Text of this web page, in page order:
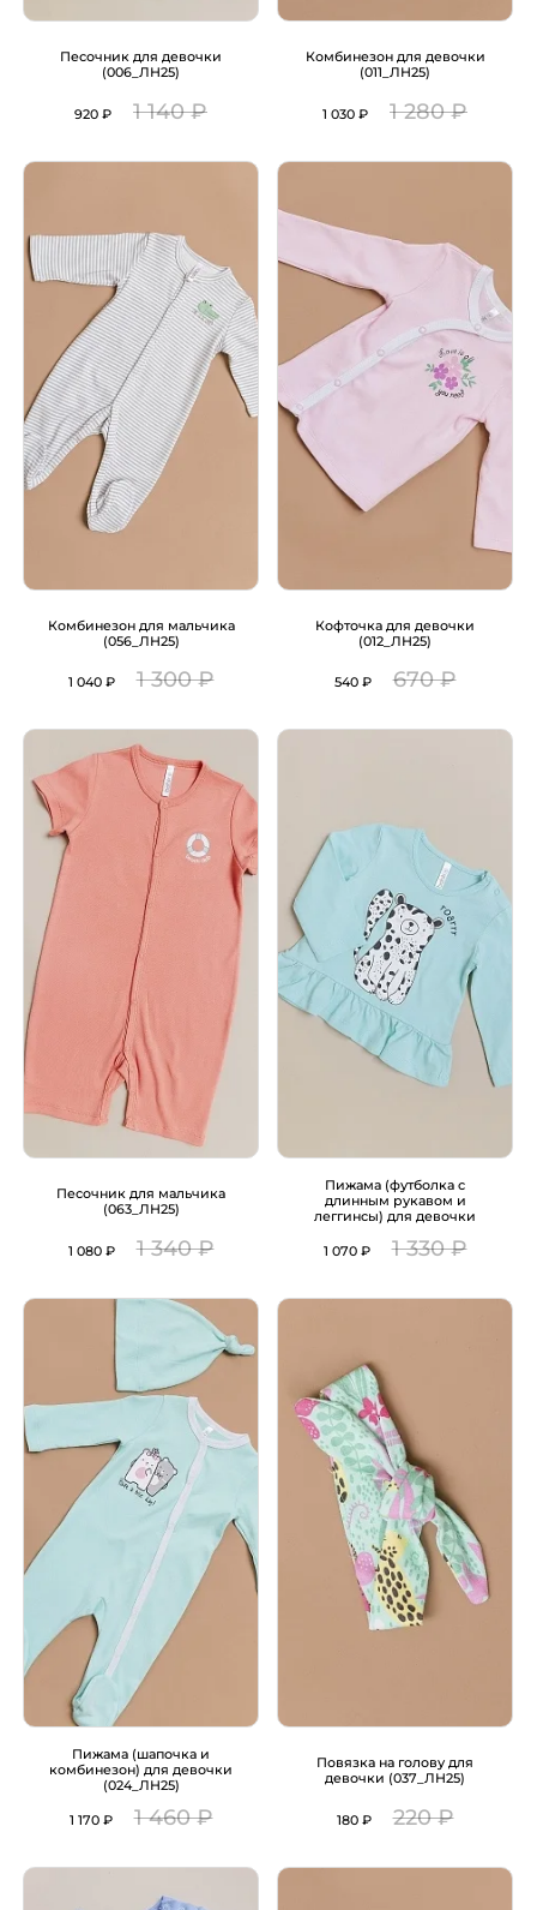
Песочник для девочки
(006_ЛН25)
920 ₽ 1 140 ₽
Комбинезон для девочки
(011_ЛН25)
1 030 ₽ 1 280 ₽
Комбинезон для мальчика
(056_ЛН25)
1 040 ₽ 1 300 ₽
Кофточка для девочки
(012_ЛН25)
540 ₽ 670 ₽
Песочник для мальчика
(063_ЛН25)
1 080 ₽ 1 340 ₽
Пижама (футболка с
длинным рукавом и
леггинсы) для девочки
1 070 ₽
1 330 ₽
Пижама (шапочка и
комбинезон) для девочки
(024_ЛН25)
1 170 ₽ 1 460 ₽
Повязка на голову для
девочки (037_ЛН25)
180 ₽ 220 ₽